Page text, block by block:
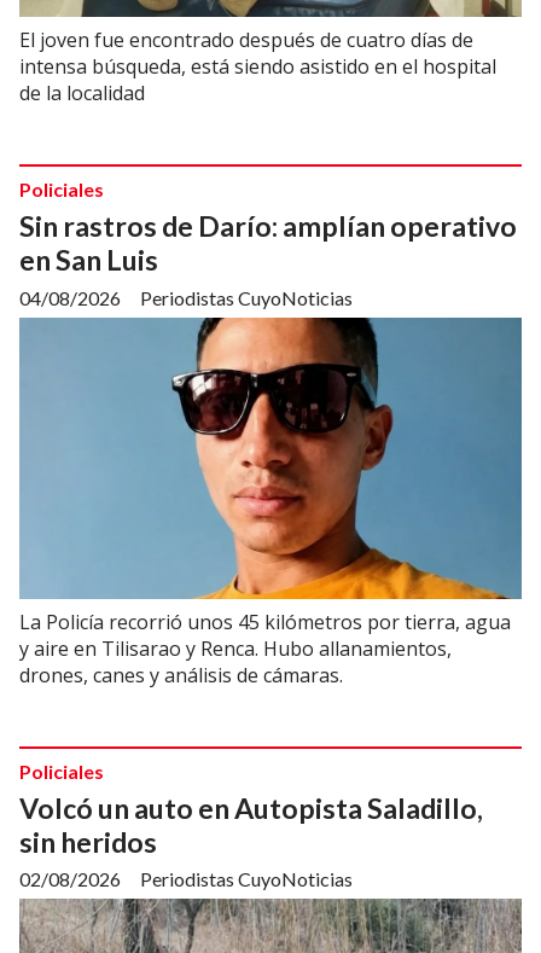
El joven fue encontrado después de cuatro días de
intensa búsqueda, está siendo asistido en el hospital
de la localidad
Sin rastros de Darío: amplían operativo
en San Luis
Periodistas CuyoNoticias
Policiales
04/08/2026
La Policía recorrió unos 45 kilómetros por tierra, agua
y aire en Tilisarao y Renca. Hubo allanamientos,
drones, canes y análisis de cámaras.
Volcó un auto en Autopista Saladillo,
sin heridos
Periodistas CuyoNoticias
Policiales
02/08/2026